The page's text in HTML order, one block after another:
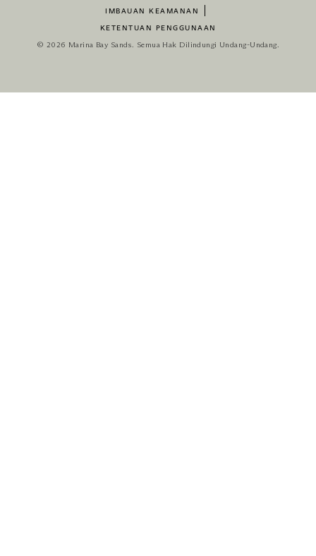
IMBAUAN KEAMANAN
KETENTUAN PENGGUNAAN
© 2026 Marina Bay Sands. Semua Hak Dilindungi Undang-Undang.